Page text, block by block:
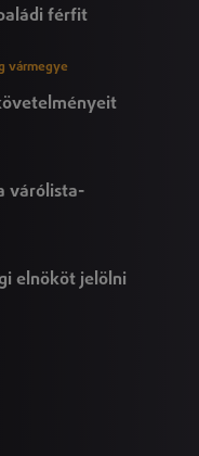
férfit
vármegye
várólista-
elnököt jelölni